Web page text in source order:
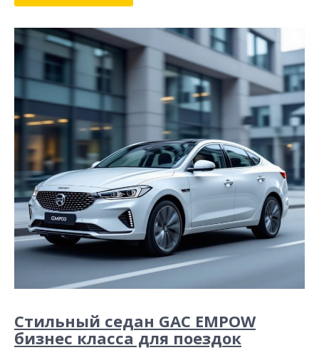
Стильный седан GAC EMPOW
бизнес класса для поездок